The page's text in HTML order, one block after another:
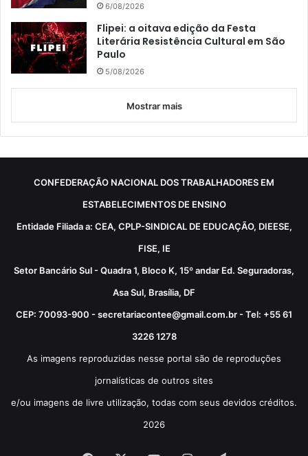
6/08/2026
Flipei: a oitava edição da Festa
Literária Resistência Cultural em São
Paulo
5/08/2026
Mostrar mais
CONFEDERAÇÃO NACIONAL DOS TRABALHADORES EM
ESTABELECIMENTOS DE ENSINO
Entidade Filiada a: CEA, CPLP-SINDICAL DE EDUCAÇÃO, DIEESE,
FISE, IE
Setor Bancário Sul - Quadra 1, Bloco K, 15º andar Ed. Seguradoras,
Asa Sul, Brasília, DF
CEP: 70093-900 - secretariacontee@gmail.com.br - Tel: +55 61
3226 1278
As imagens reproduzidas nesse portal são de reproduções
jornalísticas de outros sites
e/ou imagens de livre utilização, todas com seus devidos créditos.
2026